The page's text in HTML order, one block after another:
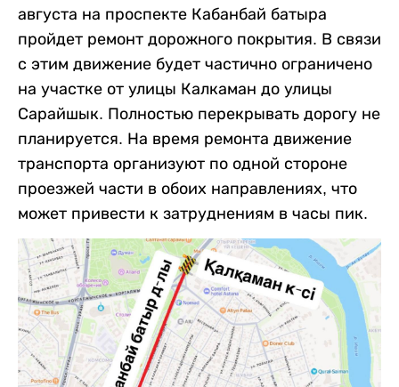
августа на проспекте Кабанбай батыра
пройдет ремонт дорожного покрытия. В связи
с этим движение будет частично ограничено
на участке от улицы Калкаман до улицы
Сарайшык. Полностью перекрывать дорогу не
планируется. На время ремонта движение
транспорта организуют по одной стороне
проезжей части в обоих направлениях, что
может привести к затруднениям в часы пик.